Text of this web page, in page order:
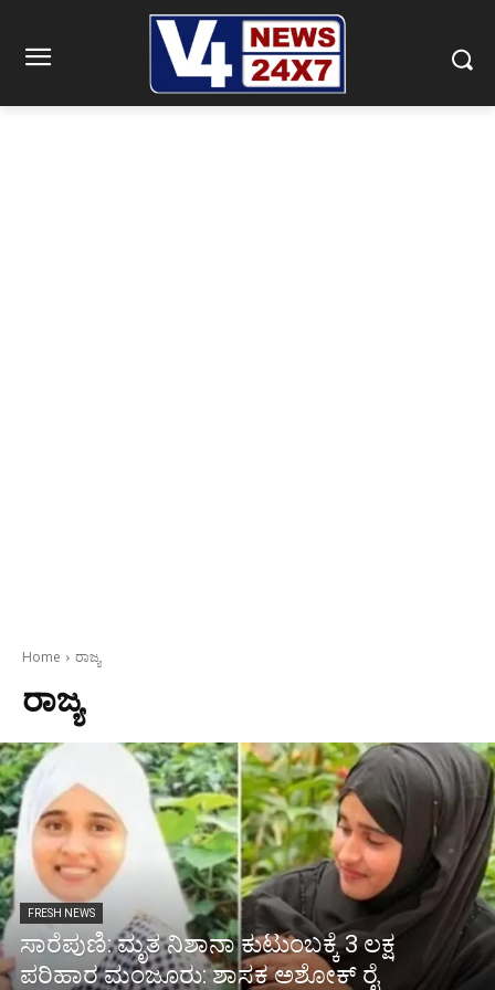
Home ರಾಜ್ಯ
ರಾಜ್ಯ
FRESH NEWS
ಸಾರೆಪುಣಿ: ಮೃತ ನಿಶಾನಾ ಕುಟುಂಬಕ್ಕೆ 3 ಲಕ್ಷ
ಪರಿಹಾರ ಮಂಜೂರು: ಶಾಸಕ ಅಶೋಕ್ ರೈ